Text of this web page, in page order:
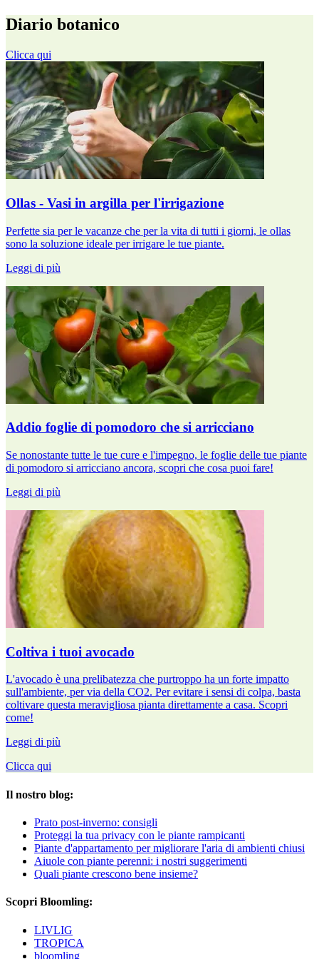
Diario botanico
Clicca qui
Ollas - Vasi in argilla per l'irrigazione
Perfette sia per le vacanze che per la vita di tutti i giorni, le ollas
sono la soluzione ideale per irrigare le tue piante.
Leggi di più
Addio foglie di pomodoro che si arricciano
Se nonostante tutte le tue cure e l'impegno, le foglie delle tue piante
di pomodoro si arricciano ancora, scopri che cosa puoi fare!
Leggi di più
Coltiva i tuoi avocado
L'avocado è una prelibatezza che purtroppo ha un forte impatto
sull'ambiente, per via della CO2. Per evitare i sensi di colpa, basta
coltivare questa meravigliosa pianta direttamente a casa. Scopri
come!
Leggi di più
Clicca qui
Il nostro blog:
Prato post-inverno: consigli
Proteggi la tua privacy con le piante rampicanti
Piante d'appartamento per migliorare l'aria di ambienti chiusi
Aiuole con piante perenni: i nostri suggerimenti
Quali piante crescono bene insieme?
Scopri Bloomling:
LIVLIG
TROPICA
bloomling